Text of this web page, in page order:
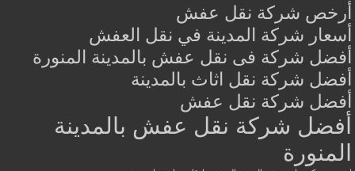
أرخص شركة نقل عفش
أسعار شركة المدينة في نقل العفش
أفضل شركة فى نقل عفش بالمدينة المنورة
أفضل شركة نقل اثاث بالمدينة
أفضل شركة نقل عفش
أفضل شركة نقل عفش بالمدينة
المنورة